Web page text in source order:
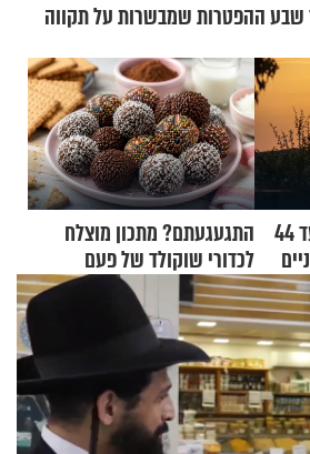
שבע ההפטרות שמבשרות על תקווה
שיא החום עוד לפנינו: עד 44
התגעגעתם? מתכון מוצלח
לכדורי שוקולד של פעם